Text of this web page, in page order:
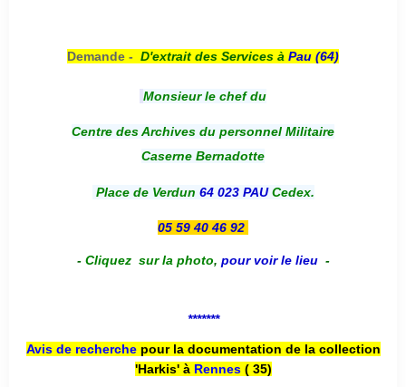
Demande - D'extrait des Services à Pau (64)
Monsieur le chef du
Centre des Archives du personnel Militaire
Caserne Bernadotte
Place de Verdun 64 023 PAUCedex.
05 59 40 46 92
- Cliquez sur la photo, pour voir le lieu -
*******
Avis de recherche pour la documentation de la collection
'Harkis' à Rennes( 35)